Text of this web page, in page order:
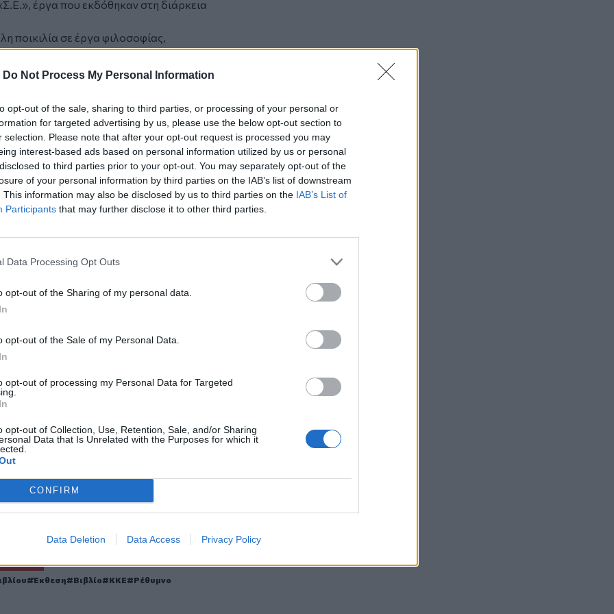
Do Not Process My Personal Information
opt-out of the sale, sharing to third parties, or processing of your personal or
for targeted advertising by us, please use the below opt-out section to
selection. Please note that after your opt-out request is processed you may
interest-based ads based on personal information utilized by us or personal
to third parties prior to your opt-out. You may separately opt-out of the
of your personal information by third parties on the IAB’s list of downstream
This information may also be disclosed by us to third parties on the IAB’s List of
Participants that may further disclose it to other third parties.
Data Processing Opt Outs
opt-out of the Sharing of my personal data.
opt-out of the Sale of my Personal Data.
opt-out of processing my Personal Data for Targeted
opt-out of Collection, Use, Retention, Sale, and/or Sharing
Data that Is Unrelated with the Purposes for which it
CONFIRM
Data Deletion Data Access Privacy Policy
έργα που εκδόθηκαν στη διάρκεια
ποικιλία σε έργα φιλοσοφίας,
βιβλία για την παιδεία, την τέχνη και
κατάλογος: sep.gr
να παραγγείλει πολύτομα έργα,
Μάρξ ή το “Δοκίμιο Ιστορίας του ΚΚΕ”
της έκθεσης.
στην “Σύγχρονη Εποχή”, στην
Παιδείας”.
189 , 697 3674 560
– Σπίτι του Πολιτισμού, Ρέθυμνο
την Κρήτη και το
θεατρικός σκηνοθέτης
Κρήτης
την Αθηνά Σφακάκη
Google Newsκαι στοFacebook
μας στο
TAGS
Έκθεση Βιβλίο ΚΚΕ Ρέθυμνο
ΑΑΔΕ: Ανοιχτό το σύστημα Ενιαίας
Αίτησης Ενίσχυσης 2025 – Μέχρι πότε